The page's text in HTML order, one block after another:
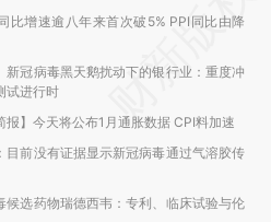
比增速逾八年来首次破5% PPI同比由降
新冠病毒黑天鹅扰动下的银行业：重度冲
试进行时
报】今天将公布1月通胀数据 CPI料加速
目前没有证据显示新冠病毒通过气溶胶传
候选药物瑞德西韦：专利、临床试验与伦